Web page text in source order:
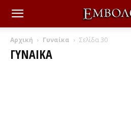
Αρχική Γυναίκα Σελίδα 30
ΓΥΝΑΊΚΑ